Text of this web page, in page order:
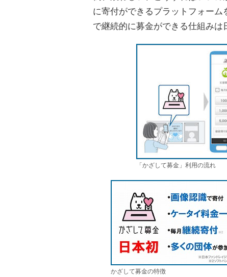
に寄付ができるプラットフォー
で継続的に募金ができる仕組みは
「かざして募金」利用の流れ
かざして募金の特徴